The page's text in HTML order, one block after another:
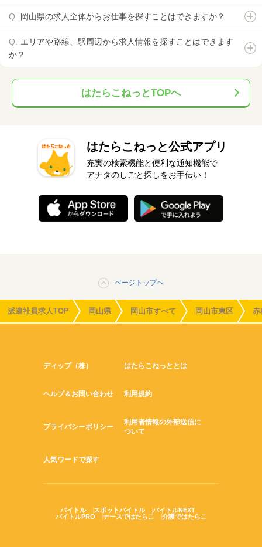
岡山県の求人全体からお仕事を探すことはできますか？
エリアや路線、駅周辺から求人情報を探すことはできます
か？
はたらこねっとTOPへ
はたらこねっと公式アプリ
充実の検索機能と便利な通知機能で
アナタのしごと探しをお手伝い！
ページトップへ
派遣社員求人TOP 岡山県 岡山市すべて 岡山市東区 赤
ディップ（株） はたらこねっととは
ヘルプ＆お問い合わせ 利用規約
プライバシーポリシー
利用者情報の外部送信に
ついて
人気ワードで探す
バイトル スポットバイトル
バイトルNEXT
バイトルPRO
ナースではたらこ 介護ではたらこ